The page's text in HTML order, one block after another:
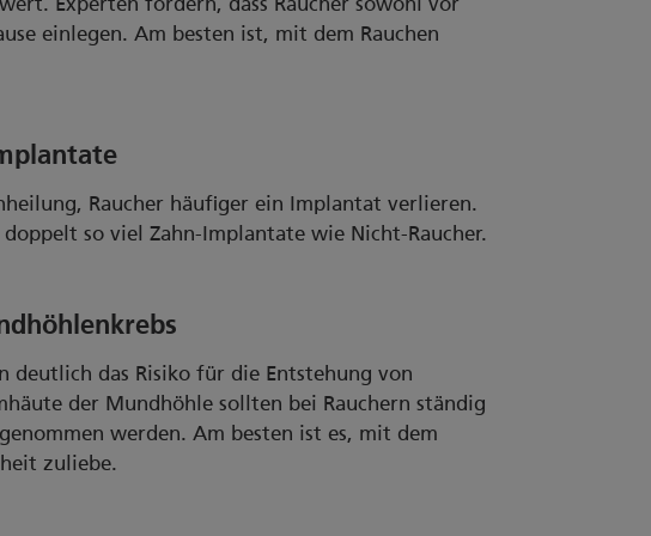
einlegen. Am besten ist, mit dem Rauchen
Raucher häufiger ein Implantat verlieren.
so viel Zahn-Implantate wie Nicht-Raucher.
das Risiko für die Entstehung von
der Mundhöhle sollten bei Rauchern ständig
werden. Am besten ist es, mit dem
zuliebe.